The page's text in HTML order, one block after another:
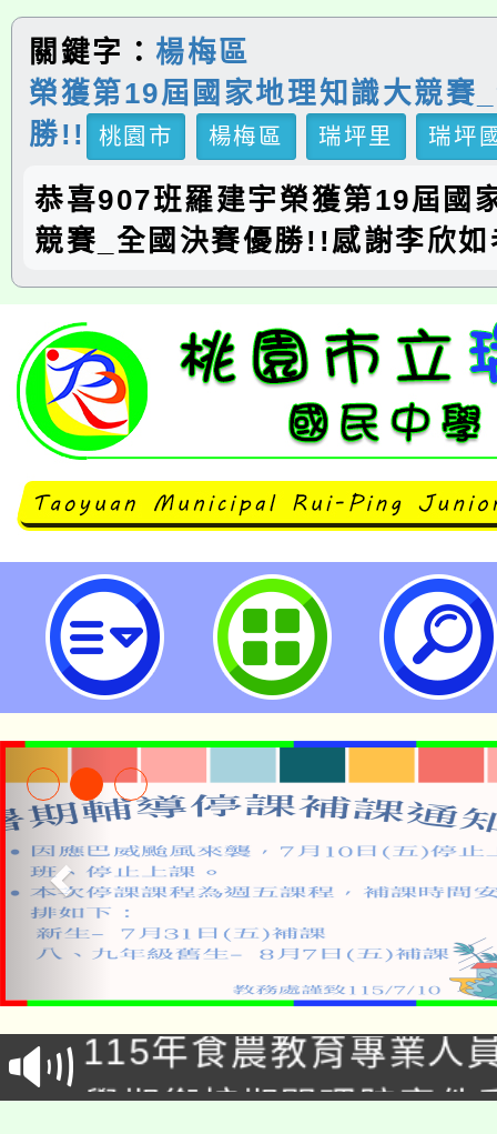
關鍵字： 楊梅區
榮獲第19屆國家地理知識大競賽
勝!!
桃園市 楊梅區 瑞坪里 瑞坪
恭喜907班羅建宇榮獲第19屆國
競賽_全國決賽優勝!!感謝李欣
桃園市立瑞坪國民中學
淨零綠生活教案入校路
會
115年食農教育專業人
程
學期銜接期間理賠案件